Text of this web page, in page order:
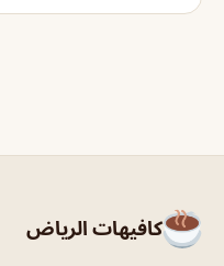
كافيهات الرياض